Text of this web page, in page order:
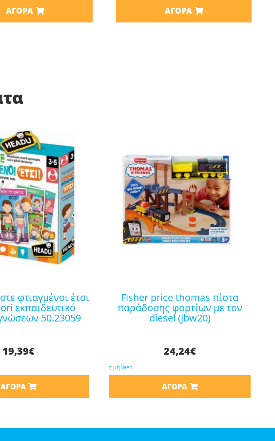
ΑΓΟΡΆ ΑΓΟΡΆ
εκπαιδευτικό
50.23059
19,39€
ΑΓΟΡΆ
fisher price thomas πίστα
παράδοσης φορτίων με τον
diesel (jbw20)
24,24€
τιμή Web
ΑΓΟΡΆ